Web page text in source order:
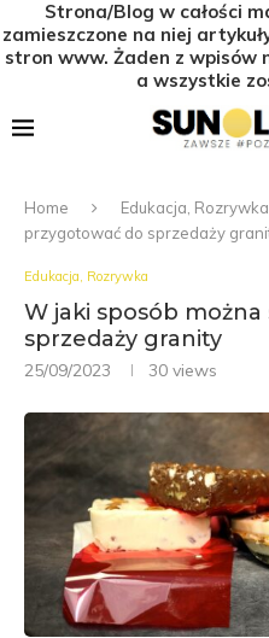
Strona/Blog w całości
zamieszczone na niej
stron www. Żaden z wpisów
a wszystkie
Home Edukacja, Rozrywka
przygotować do sprzedaży
Edukacja, Rozrywka
W jaki sposób
sprzedaży granity
25/09/2023 30 views